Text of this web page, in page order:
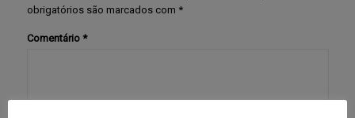
obrigatórios são marcados com *
Comentário *